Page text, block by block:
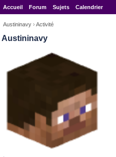
Accueil Forum Sujets Calendrier
Austininavy › Activité
Austininavy